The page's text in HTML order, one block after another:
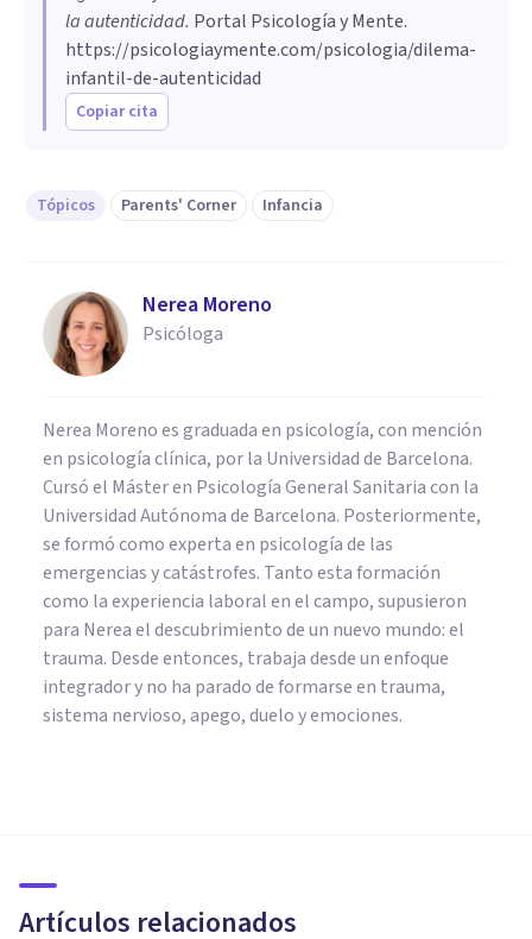
la autenticidad. Portal Psicología y Mente.
https://psicologiaymente.com/psicologia/dilema-
infantil-de-autenticidad
Copiar cita
Tópicos Parents' Corner Infancia
Nerea Moreno
Psicóloga
Nerea Moreno es graduada en psicología, con mención
en psicología clínica, por la Universidad de Barcelona.
Cursó el Máster en Psicología General Sanitaria con la
Universidad Autónoma de Barcelona. Posteriormente,
se formó como experta en psicología de las
emergencias y catástrofes. Tanto esta formación
como la experiencia laboral en el campo, supusieron
para Nerea el descubrimiento de un nuevo mundo: el
trauma. Desde entonces, trabaja desde un enfoque
integrador y no ha parado de formarse en trauma,
sistema nervioso, apego, duelo y emociones.
Artículos relacionados
pensamiento crítico en peligro